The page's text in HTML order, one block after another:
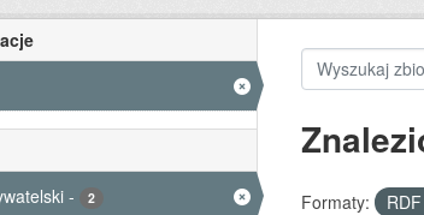
- 2 Formaty: RDF